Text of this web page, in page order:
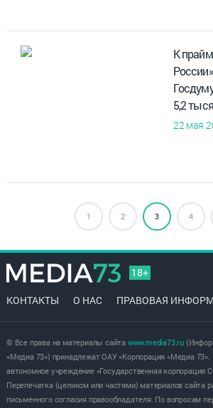
К
5,2
22 мая
1 2 3 4
18+
КОНТАКТЫ О НАС ПРАВОВАЯ
© Все права на материалы сайта www.media73.ru
«Медиа 73») принадлежат ОАУ «Корпорация «Медиа 73».
автономное учреждение «Государственная корпорация
Перепечатка (целиком или частями) материалов сайта
письменного согласия правообладателя. По вопросам